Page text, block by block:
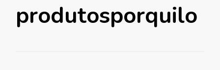
produtosporquilo